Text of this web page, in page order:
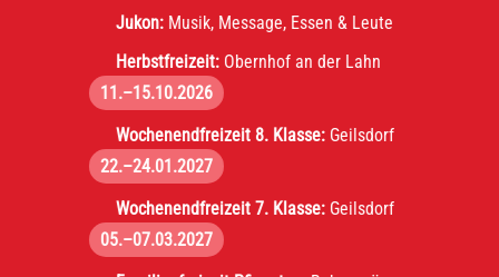
Jukon:Musik, Message, Essen & Leute
Herbstfreizeit:Obernhof an der Lahn
11.–15.10.2026
Wochenendfreizeit 8. Klasse:Geilsdorf
22.–24.01.2027
Wochenendfreizeit 7. Klasse:Geilsdorf
05.–07.03.2027